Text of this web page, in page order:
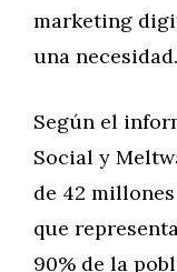
marketing
una necesidad.
Según el
Social y
de 42
que
90% de la